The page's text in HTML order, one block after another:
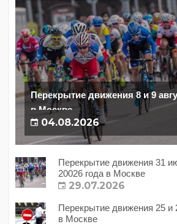
Перекрытие движения 8 и 9
в Москве
04.08.2026
Перекрытие движения 31
20026 года в Москве
29.07.2026
Перекрытие движения 25 и
в Москве